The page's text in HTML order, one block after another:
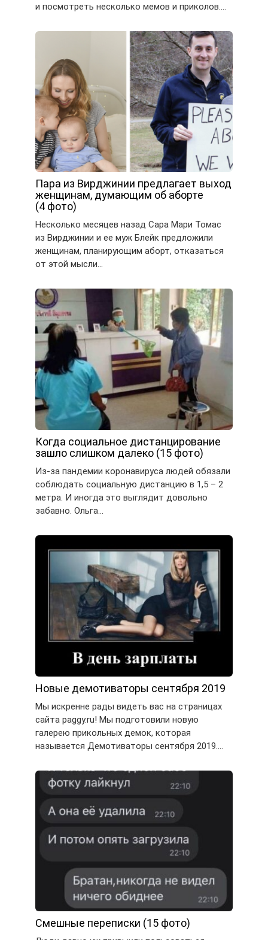
и посмотреть несколько мемов и приколов….
Пара из Вирджинии предлагает выход
женщинам, думающим об аборте
(4 фото)
Несколько месяцев назад Сара Мари Томас
из Вирджинии и ее муж Блейк предложили
женщинам, планирующим аборт, отказаться
от этой мысли…
Когда социальное дистанцирование
зашло слишком далеко (15 фото)
Из-за пандемии коронавируса людей обязали
соблюдать социальную дистанцию в 1,5 – 2
метра. И иногда это выглядит довольно
забавно. Ольга…
Новые демотиваторы сентября 2019
Мы искренне рады видеть вас на страницах
сайта paggy.ru! Мы подготовили новую
галерею прикольных демок, которая
называется Демотиваторы сентября 2019….
Смешные переписки (15 фото)